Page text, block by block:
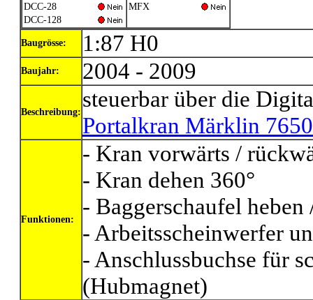
DCC-28
DCC-128
MFX
Baugrösse: 1:87 H0
Baujahr: 2004 - 2009
Beschreibung: steuerbar über die
Portalkran Märklin
Funktionen:
- Kran vorwärts /
- Kran dehen 360°
- Baggerschaufel heben
- Arbeitsscheinwerfer
- Anschlussbuchse für
(Hubmagnet)